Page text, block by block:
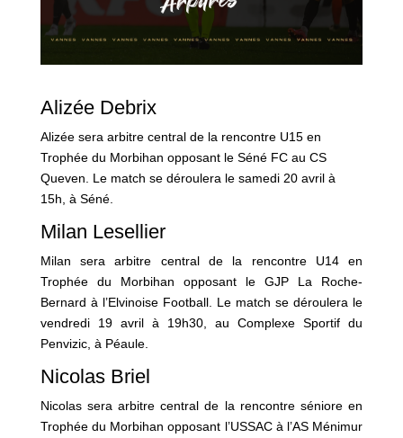
Alizée Debrix
Alizée sera arbitre central de la rencontre U15 en
Trophée du Morbihan opposant le Séné FC au CS
Queven. Le match se déroulera le samedi 20 avril à
15h, à Séné.
Milan Lesellier
Milan sera arbitre central de la rencontre U14 en
Trophée du Morbihan opposant le GJP La Roche-
Bernard à l’Elvinoise Football. Le match se déroulera le
vendredi 19 avril à 19h30, au Complexe Sportif du
Penvizic, à Péaule.
Nicolas Briel
Nicolas sera arbitre central de la rencontre séniore en
Trophée du Morbihan opposant l’USSAC à l’AS Ménimur